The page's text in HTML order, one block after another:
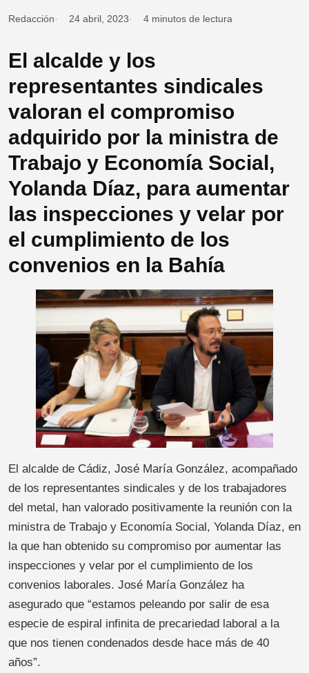
Redacción 24 abril, 2023 4 minutos de lectura
El alcalde y los
representantes sindicales
valoran el compromiso
adquirido por la ministra de
Trabajo y Economía Social,
Yolanda Díaz, para aumentar
las inspecciones y velar por
el cumplimiento de los
convenios en la Bahía
El alcalde de Cádiz, José María González, acompañado
de los representantes sindicales y de los trabajadores
del metal, han valorado positivamente la reunión con la
ministra de Trabajo y Economía Social, Yolanda Díaz, en
la que han obtenido su compromiso por aumentar las
inspecciones y velar por el cumplimiento de los
convenios laborales. José María González ha
asegurado que “estamos peleando por salir de esa
especie de espiral infinita de precariedad laboral a la
que nos tienen condenados desde hace más de 40
años”.